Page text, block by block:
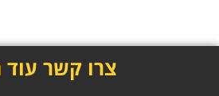
צרו קשר עוד